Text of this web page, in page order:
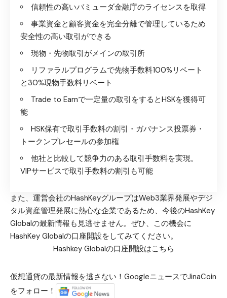
信頼性の高いバミューダ金融庁のライセンスを取得
事業資金と顧客資金を完全分離で管理しているため
安全性の高い取引ができる
現物・先物取引がメインの取引所
リファラルプログラムで先物手数料100%リベート
と30%現物手数料リベート
Trade to Earnで一定量の取引をするとHSKを獲得可
能
HSK保有で取引手数料の割引・ガバナンス投票券・
トークンプレセールの参加権
他社と比較して競争力のある取引手数料を実現。
VIPサービスで取引手数料の割引も可能
また、運営会社のHashKeyグループはWeb3業界発展やデジ
タル資産管理発展に熱心な企業であるため、今後のHashKey
Globalの最新情報も見逃せません。ぜひ、この機会に
HashKey Globalの口座開設をしてみてください。
Hashkey Globalの口座開設はこちら
仮想通貨の最新情報を逃さない！GoogleニュースでJinaCoin
をフォロー！